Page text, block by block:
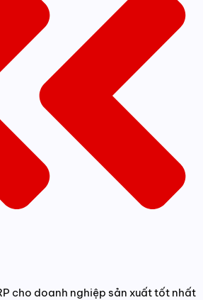
cho doanh nghiệp sản xuất tốt nhất